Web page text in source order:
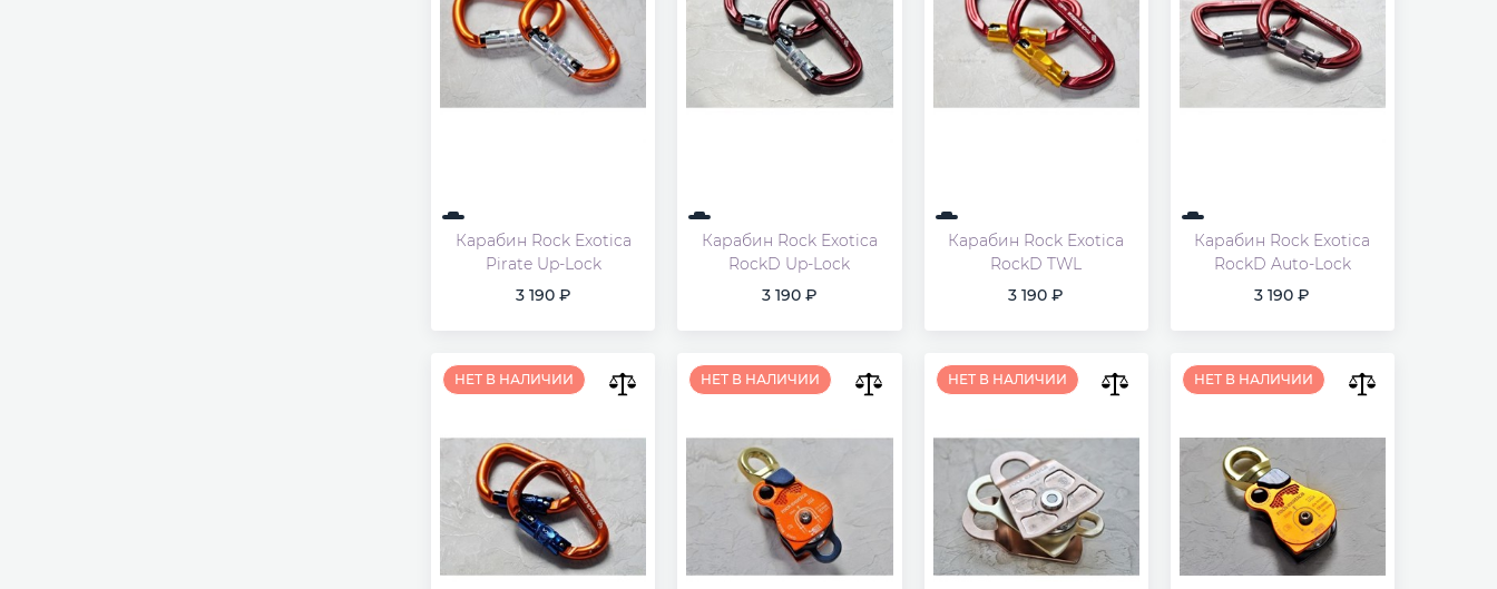
Карабин Rock Exotica
Pirate Up-Lock
3 190
Карабин Rock Exotica
RockD Up-Lock
3 190
Карабин Rock Exotica
RockD TWL
3 190
Карабин Rock Exotica
RockD Auto-Lock
3 190
НЕТ В НАЛИЧИИ НЕТ В НАЛИЧИИ НЕТ В НАЛИЧИИ НЕТ В НАЛИЧИИ